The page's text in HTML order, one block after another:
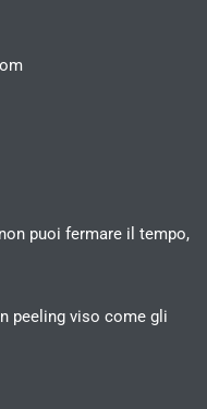
puoi fermare il tempo,
peeling viso come gli